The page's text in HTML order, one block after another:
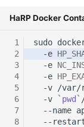
HaRP Docker
sudo
-e
-e
-e
-v
/var/
-v
` pwd`
--name
--